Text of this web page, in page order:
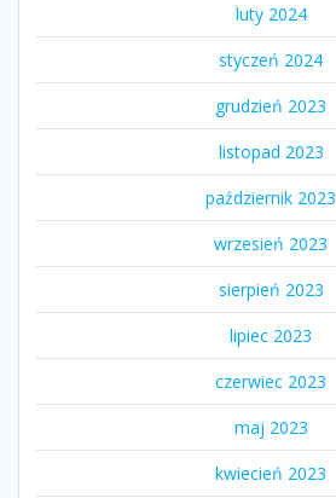
luty 2024
styczeń 2024
grudzień 2023
listopad 2023
październik 2023
wrzesień 2023
sierpień 2023
lipiec 2023
czerwiec 2023
maj 2023
kwiecień 2023